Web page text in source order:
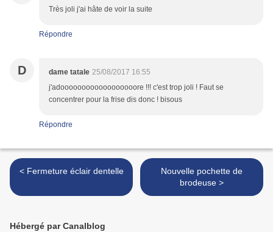
Très joli j'ai hâte de voir la suite
Répondre
D dame tatale 25/08/2017 16:55
j'adoooooooooooooooooore !!! c'est trop joli ! Faut se
concentrer pour la frise dis donc ! bisous
Répondre
< Fermeture éclair dentelle
Nouvelle pochette de
brodeuse >
Hébergé par Canalblog